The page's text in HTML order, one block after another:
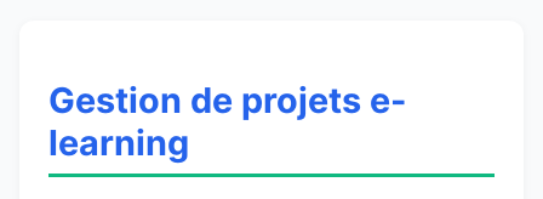
Gestion de projets e-
learning